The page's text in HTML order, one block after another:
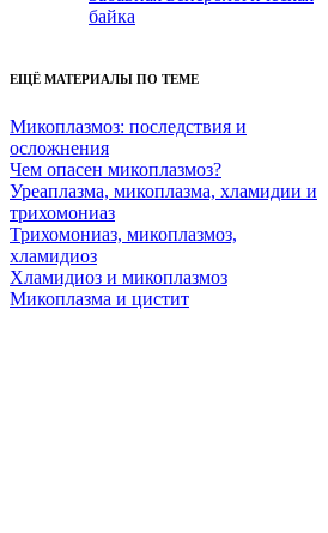
байка
ЕЩЁ МАТЕРИАЛЫ ПО ТЕМЕ
Микоплазмоз: последствия и
осложнения
Чем опасен микоплазмоз?
Уреаплазма, микоплазма, хламидии и
трихомониаз
Трихомониаз, микоплазмоз,
хламидиоз
Хламидиоз и микоплазмоз
Микоплазма и цистит